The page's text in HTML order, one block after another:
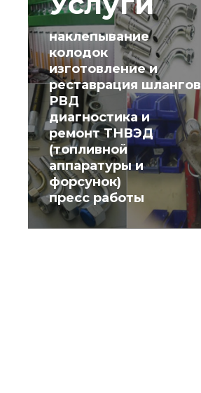
наклепывание
колодок
изготовление и
реставрация шлангов
РВД
диагностика и
ремонт ТНВЭД
(топливной
аппаратуры и
форсунок)
пресс работы